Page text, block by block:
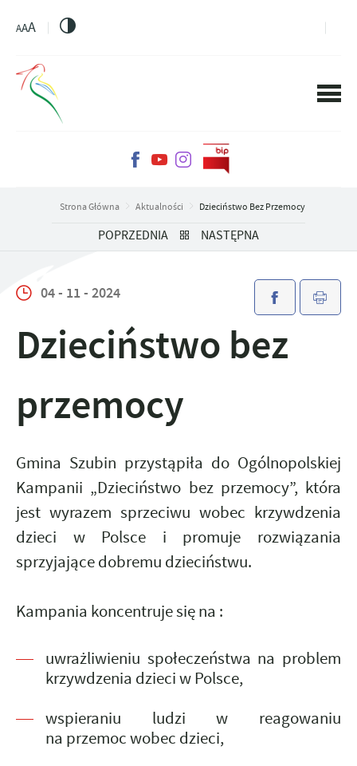
AAA
Strona Główna Aktualności Dzieciństwo Bez Przemocy
POPRZEDNIA NASTĘPNA
04 - 11 - 2024
Dzieciństwo bez
przemocy
Gmina Szubin przystąpiła do Ogólnopolskiej
Kampanii „Dzieciństwo bez przemocy”, która
jest wyrazem sprzeciwu wobec krzywdzenia
dzieci w Polsce i promuje rozwiązania
sprzyjające dobremu dzieciństwu.
Kampania koncentruje się na :
uwrażliwieniu społeczeństwa na problem
krzywdzenia dzieci w Polsce,
wspieraniu ludzi w reagowaniu
na przemoc wobec dzieci,